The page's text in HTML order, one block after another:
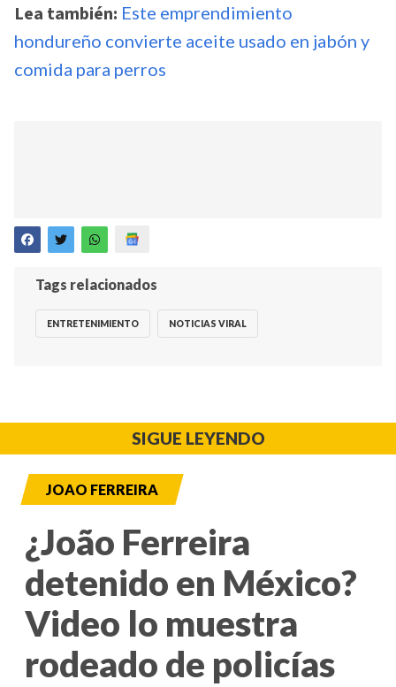
Lea también: Este emprendimiento
hondureño convierte aceite usado en jabón y
comida para perros
Tags relacionados
ENTRETENIMIENTO NOTICIAS VIRAL
SIGUE LEYENDO
JOAO FERREIRA
¿João Ferreira
detenido en México?
Video lo muestra
rodeado de policías